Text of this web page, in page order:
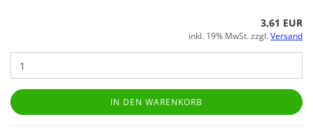
3,61 EUR
inkl. 19% MwSt. zzgl.Versand
IN DEN WARENKORB